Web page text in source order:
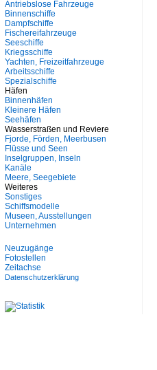
Antriebslose Fahrzeuge
Binnenschiffe
Dampfschiffe
Fischereifahrzeuge
Seeschiffe
Kriegsschiffe
Yachten, Freizeitfahrzeuge
Arbeitsschiffe
Spezialschiffe
Häfen
Binnenhäfen
Kleinere Häfen
Seehäfen
Wasserstraßen und Reviere
Fjorde, Förden, Meerbusen
Flüsse und Seen
Inselgruppen, Inseln
Kanäle
Meere, Seegebiete
Weiteres
Sonstiges
Schiffsmodelle
Museen, Ausstellungen
Unternehmen
Neuzugänge
Fotostellen
Zeitachse
Datenschutzerklärung